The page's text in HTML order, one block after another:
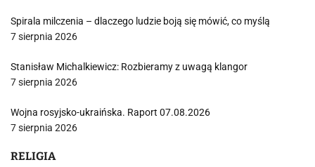
Spirala milczenia – dlaczego ludzie boją się mówić, co myślą
7 sierpnia 2026
Stanisław Michalkiewicz: Rozbieramy z uwagą klangor
7 sierpnia 2026
Wojna rosyjsko-ukraińska. Raport 07.08.2026
7 sierpnia 2026
RELIGIA